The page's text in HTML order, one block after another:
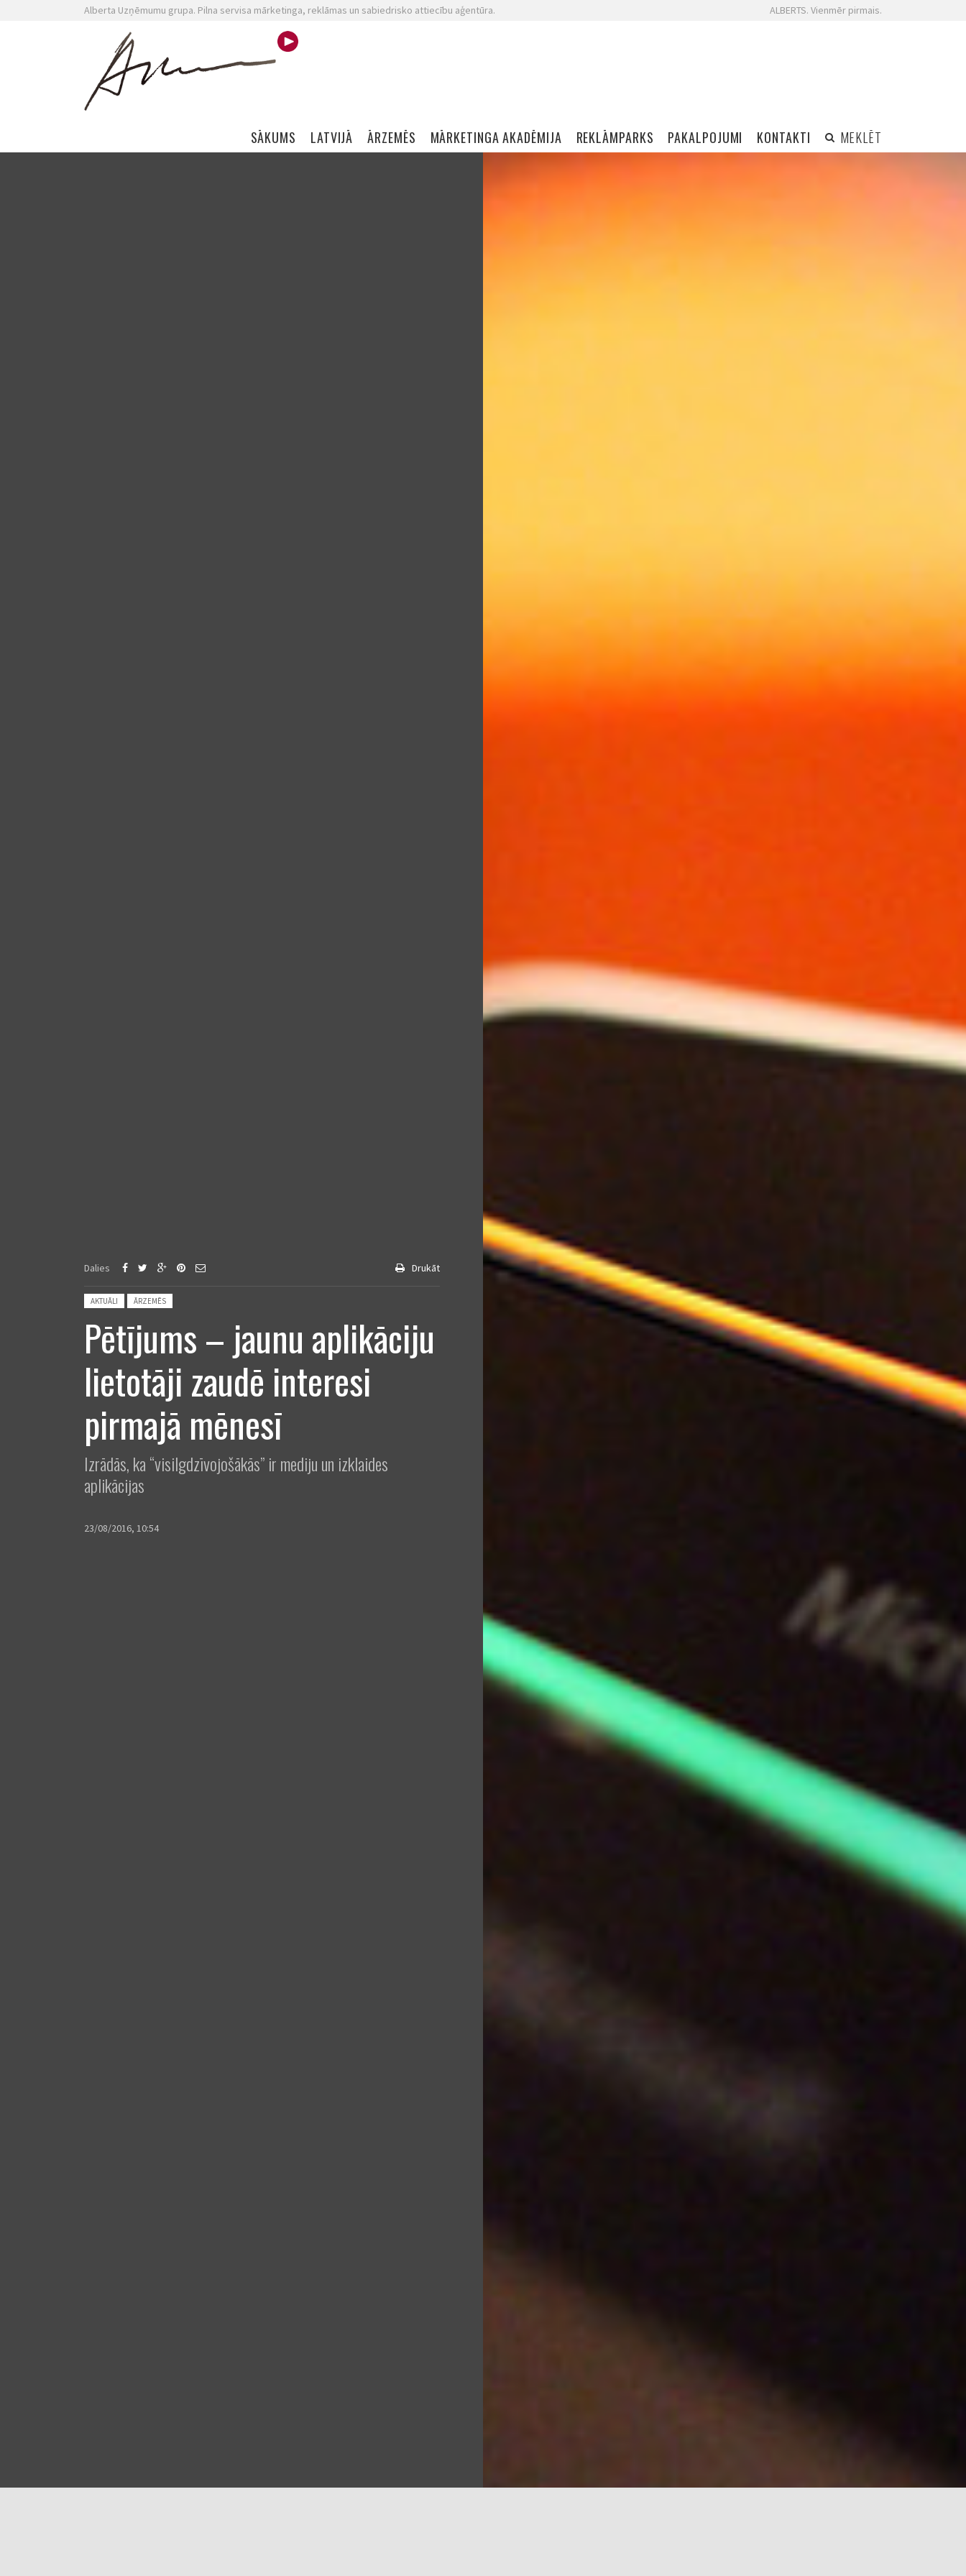
Alberta Uzņēmumu grupa. Pilna servisa mārketinga, reklāmas un sabiedrisko attiecību aģentūra. ALBERTS. Vienmēr pirmais.
Skip navigation
SĀKUMS LATVIJĀ ĀRZEMĒS MĀRKETINGA AKADĒMIJA REKLĀMPARKS PAKALPOJUMI KONTAKTI MEKLĒT
Dalies Drukāt
Posted in:
AKTUĀLI ĀRZEMĒS
Pētījums – jaunu aplikāciju
lietotāji zaudē interesi
pirmajā mēnesī
Izrādās, ka “visilgdzīvojošākās” ir mediju un izklaides
aplikācijas
23/08/2016, 10:54